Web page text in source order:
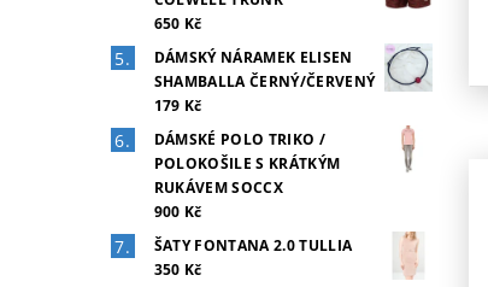
650 Kč
DÁMSKÝ NÁRAMEK ELISEN
SHAMBALLA ČERNÝ/ČERVENÝ
179 Kč
DÁMSKÉ POLO TRIKO /
POLOKOŠILE S KRÁTKÝM
RUKÁVEM SOCCX
900 Kč
ŠATY FONTANA 2.0 TULLIA
350 Kč